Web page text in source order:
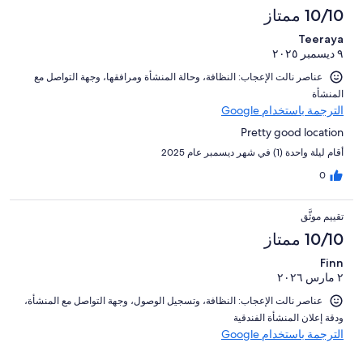
10/10 ممتاز
Teeraya
٩ ديسمبر ٢٠٢٥
عناصر نالت الإعجاب: ⁦النظافة⁩، و⁦حالة المنشأة ومرافقها⁩، و⁦جهة التواصل مع
المنشأة⁩
الترجمة باستخدام Google
Pretty good location
أقام ليلة واحدة (1) في شهر ديسمبر عام 2025
0
تقييم موثَّق
10/10 ممتاز
Finn
٢ مارس ٢٠٢٦
عناصر نالت الإعجاب: ⁦النظافة⁩، و⁦تسجيل الوصول⁩، و⁦جهة التواصل مع المنشأة⁩،
و⁦دقة إعلان المنشأة الفندقية⁩
الترجمة باستخدام Google